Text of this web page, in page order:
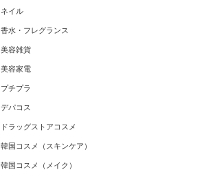
ネイル
香水・フレグランス
美容雑貨
美容家電
プチプラ
デパコス
ドラッグストアコスメ
韓国コスメ（スキンケア）
韓国コスメ（メイク）